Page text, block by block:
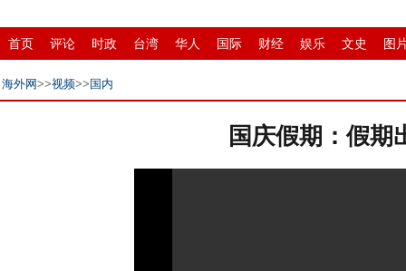
首页 评论 时政 台湾 华人 国际 财经 娱乐 文史 图
招商 县域 环保
海外网>>视频>> 国内
国庆假期：假期